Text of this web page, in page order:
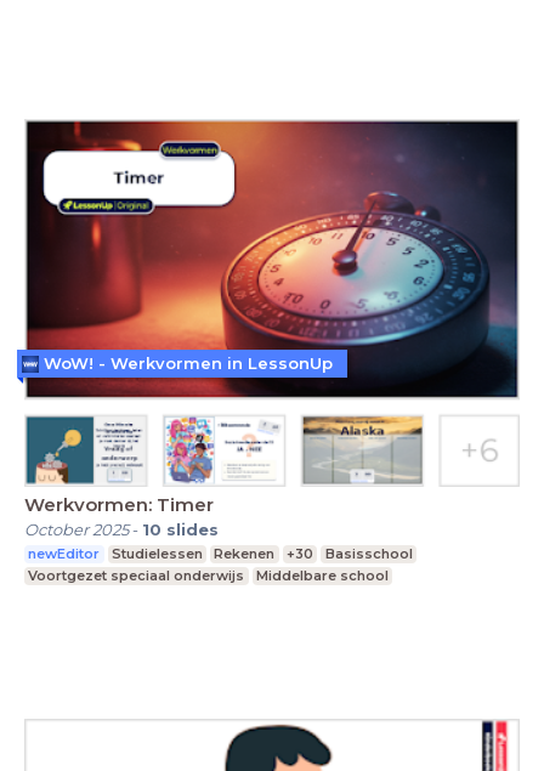
Werkvormen: Timer
October 2025- 10 slides
newEditor Studielessen Rekenen +30
Basisschool
Voortgezet speciaal onderwijs
Middelbare school
WoW! - Werkvormen in LessonUp